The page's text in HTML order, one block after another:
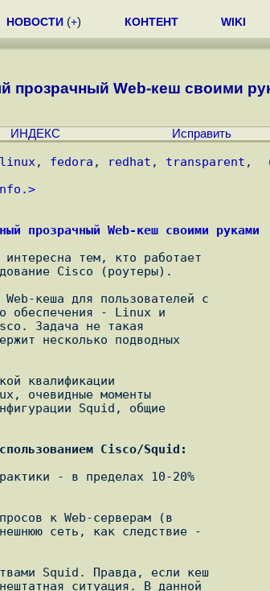
НОВОСТИ (+) КОНТЕНТ WIKI
прозрачный Web-кеш своими
ИНДЕКС Исправить
linux , fedora , redhat , transparent ,
>
прозрачный Web-кеш своими руками
тем, кто работает
Cisco (роутеры).
кеша для пользователей с
обеспечения - Linux и
Задача не такая
несколько подводных
квалификации
очевидные моменты
Squid, общие
Cisco/Squid:
- в пределах 10-20%
к Web-серверам (в
сеть, как следствие -
Squid. Правда, если кеш
ситуация. В данной